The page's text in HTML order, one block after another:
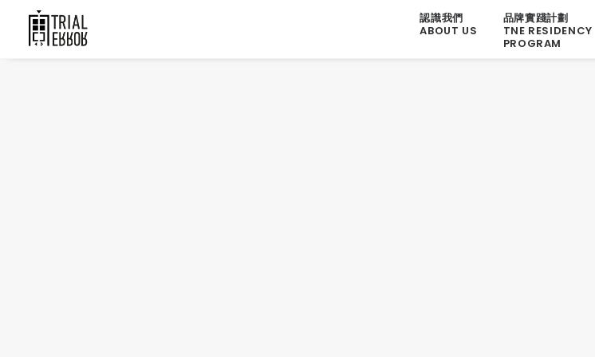
認識我們
ABOUT US
品牌實踐計劃
TNE RESIDENCY
PROGRAM